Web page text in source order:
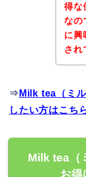
得な
なの
に興
され
⇒ Milk tea（ミ
したい方はこち
Milk tea（
お得